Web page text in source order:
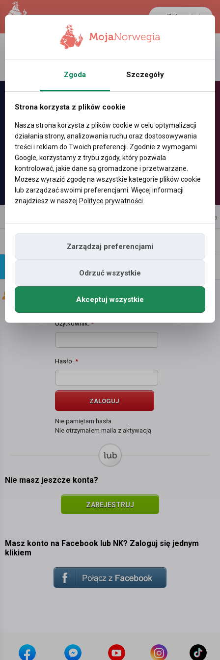
Zaloguj się
LANCASTER
23.1 °C 0.3898 PLN
reklama
wiadomość
Użytkownik:*
Hasło: *
ZALOGUJ
Nie pamiętam hasła
Nie otrzymałem maila z aktywacją
Nie masz jeszcze konta?
ZAREJESTRUJ
Masz konto na Facebook lub NK? Zaloguj się jednym
klikiem
Zgoda Szczegóły
Strona korzysta z plików cookie
Nasza strona korzysta z plików cookie w celu optymalizacji
działania strony, analizowania ruchu oraz dostosowywania
treści i reklam do Twoich preferencji. Zgodnie z wymogami
Google, korzystamy z trybu zgody, który pozwala
kontrolować, jakie dane są gromadzone i przetwarzane.
Możesz wyrazić zgodę na wszystkie kategorie plików cookie
lub zarządzać swoimi preferencjami. Więcej informacji
znajdziesz w naszej Polityce prywatności.
Zarządzaj preferencjami
Odrzuć wszystkie
Akceptuj wszystkie